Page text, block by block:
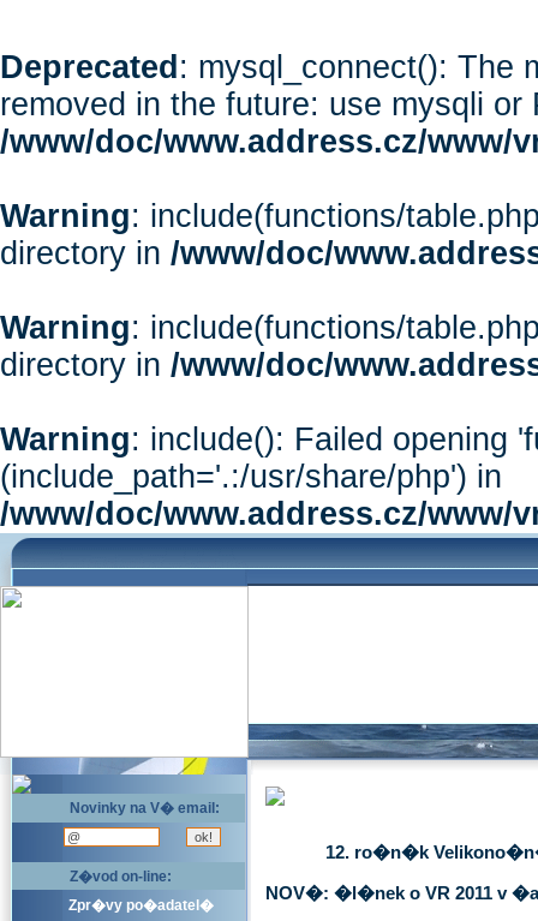
Deprecated : mysql_connect(): The
removed in the future: use mysqli or
/www/doc/www.address.cz/www/
Warning: include(functions/
directory in /www/doc/
Warning: include(functions/
directory in /www/doc/
Warning: include(): Failed opening
(include_path='.:/usr/share/php') in
/www/doc/www.address.cz/www/
Novinky na V� email:
Z�vod on-line:
Zpr�vy po�adatel�
12. ro�n�k
NOV�: �l�nek o VR 2011 v